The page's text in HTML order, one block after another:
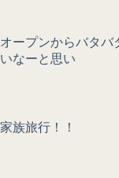
オープンからバタバ
いなーと思い
家族旅行！！